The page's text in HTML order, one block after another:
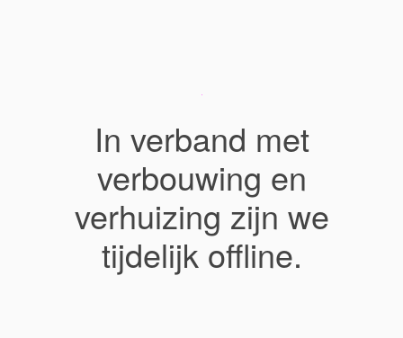
In verband met
verbouwing en
verhuizing zijn we
tijdelijk offline.